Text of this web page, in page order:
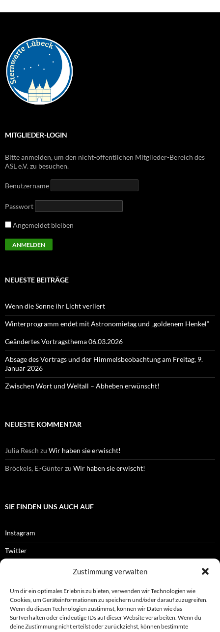
Zustimmung verwalten
Um dir ein optimales Erlebnis zu bieten, verwenden wir Technologien wie
Cookies, um Geräteinformationen zu speichern und/oder darauf zuzugreifen.
Wenn du diesen Technologien zustimmst, können wir Daten wie das
Surfverhalten oder eindeutige IDs auf dieser Website verarbeiten. Wenn du
deine Zustimmung nicht erteilst oder zurückziehst, können bestimmte
MITGLIEDER-LOGIN
Bitte anmelden, um den nicht-öffentlichen Mitglieder-Bereich des
ASL e.V. zu besuchen.
Benutzername
Passwort
Angemeldet bleiben
NEUESTE BEITRÄGE
Wenn die Sonne ihr Licht verliert
Winterprogramm endet mit Astronomietag und „goldenem Henkel“
Geändertes Vortragsthema 06.03.2026
Absage des Vortrags und der Himmelsbeobachtung am Freitag, 9.
Januar 2026
Zwischen Wort und Weltall – Abheben erwünscht!
NEUESTE KOMMENTAR
Julia Resch zu Wir haben sie erwischt!
Bröckels, E.-Günterzu Wir haben sie erwischt!
SIE FINDEN UNS AUCH AUF
Instagram
Twitter
OFFIZIELLES